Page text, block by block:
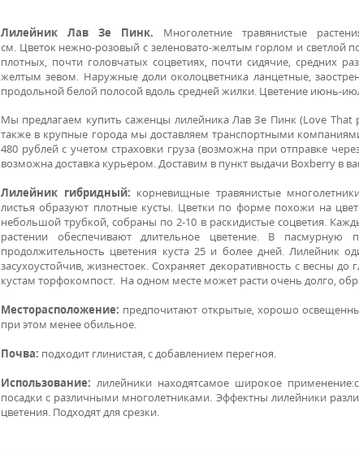
Лилейник Лав Зе Пинк. Многолетние травянистые
см. Цветок нежно-розовый с зеленовато-желтым горлом и светлой
плотных, почти головчатых соцветиях, почти сидячие, средних
желтым зевом. Наружные доли околоцветника ланцетные,
продольной белой полосой вдоль средней жилки. Цветение июнь-
Мы предлагаем купить саженцы лилейника Лав Зе Пинк (Love That
также в крупные города мы доставляем транспортными
480 рублей с учетом страховки груза (возможна при отправке
возможна доставка курьером. Доставим в пункт выдачи Boxberry в
Лилейник гибридный: корневищные травянистые
листья образуют плотные кусты. Цветки по форме похожи на
небольшой трубкой, собраны по 2-10 в раскидистые соцветия.
растении обеспечивают длительное цветение. В
продолжительность цветения куста 25 и более дней. Лилейник
засухоустойчив, жизнестоек. Сохраняет декоративность с весны
кустам торфокомпост. На одном месте может расти очень долго,
Месторасположение: предпочитают открытые, хорошо
при этом менее обильное.
Почва: подходит глинистая, с добавлением перегноя.
Использование: лилейники находятсамое широкое
посадки с различными многолетниками. Эффектны лилейники
цветения. Подходят для срезки.